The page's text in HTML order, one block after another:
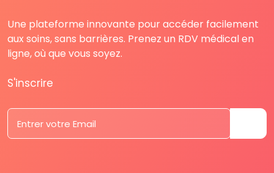
Une plateforme innovante pour accéder facilement
aux soins, sans barrières. Prenez un RDV médical en
ligne, où que vous soyez.
S'inscrire